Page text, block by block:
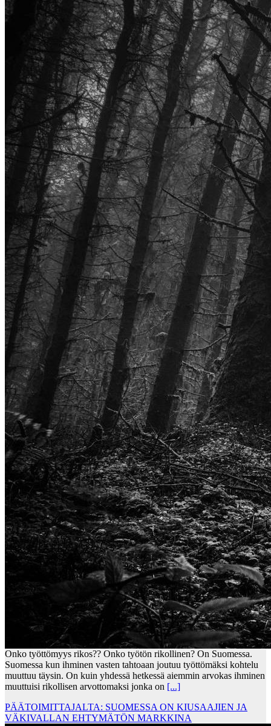
Onko työttömyys rikos?? Onko työtön rikollinen? On Suomessa.
Suomessa kun ihminen vasten tahtoaan joutuu työttömäksi kohtelu
muuttuu täysin. On kuin yhdessä hetkessä aiemmin arvokas ihminen
muuttuisi rikollisen arvottomaksi jonka on [...]
PÄÄTOIMITTAJALTA: SUOMESSA ON KIUSAAJIEN JA
VÄKIVALLAN EHTYMÄTÖN MARKKINA